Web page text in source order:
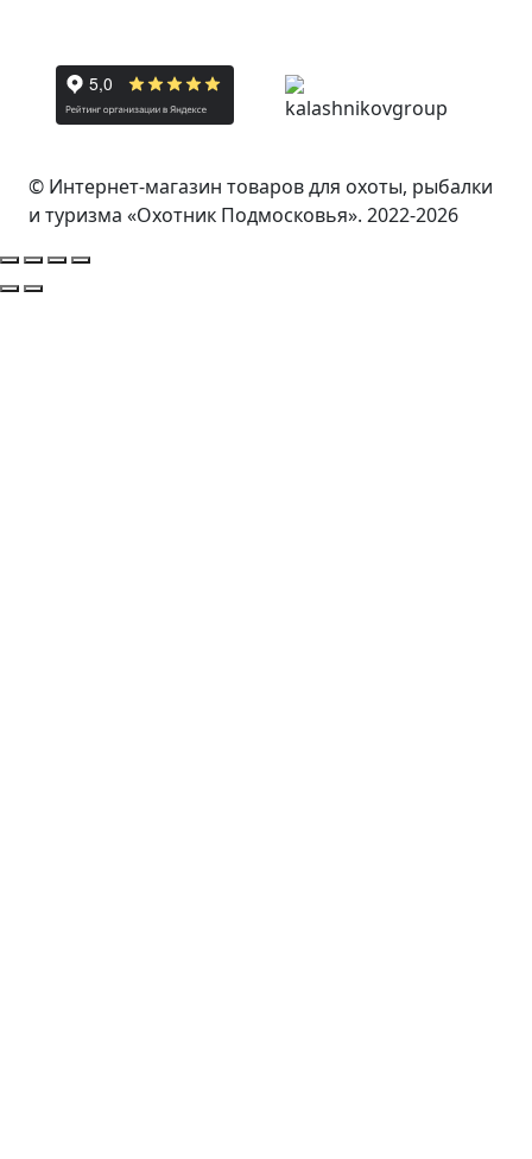
© Интернет-магазин товаров для охоты, рыбалки
и туризма «Охотник Подмосковья». 2022-2026